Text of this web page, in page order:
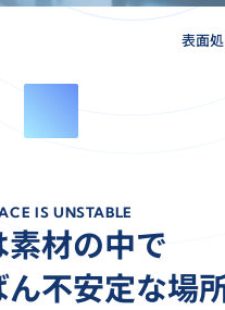
ENVIRONMENT
RECRUITMENT
採用情報
採用情報
表面
CE IS UNSTABLE
素材の中で
ん不安定な場